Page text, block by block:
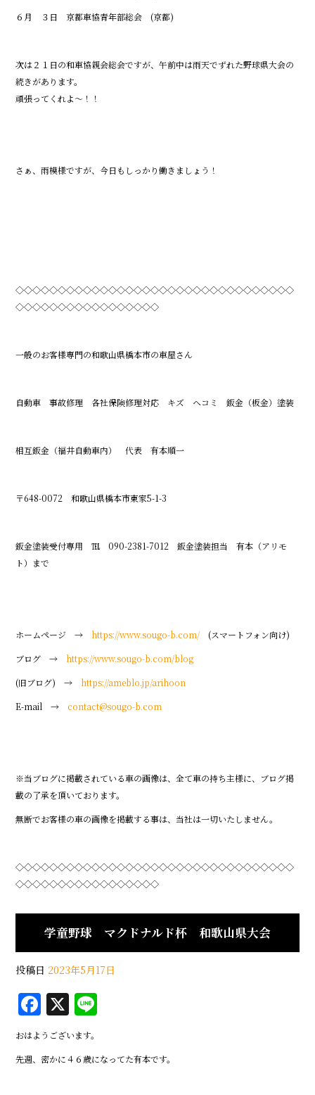
６月 ３日 京都車協青年部総会 (京都)
次は２１日の和車協親会総会ですが、午前中は雨天でずれた野球県大会の
続きがあります。
頑張ってくれよ～！！
さぁ、雨模様ですが、今日もしっかり働きましょう！
◇◇◇◇◇◇◇◇◇◇◇◇◇◇◇◇◇◇◇◇◇◇◇◇◇◇◇◇◇◇◇◇◇
◇◇◇◇◇◇◇◇◇◇◇◇◇◇◇◇◇
一般のお客様専門の和歌山県橋本市の車屋さん
自動車 事故修理 各社保険修理対応 キズ ヘコミ 鈑金（板金）塗装
相互鈑金（福井自動車内） 代表 有本順一
〒648-0072 和歌山県橋本市東家5-1-3
鈑金塗装受付専用 ℡ 090-2381-7012 鈑金塗装担当 有本（アリモ
ト）まで
ホームページ → https://www.sougo-b.com/ (スマートフォン向け)
ブログ → https://www.sougo-b.com/blog
(旧ブログ) → https://ameblo.jp/arihoon
E-mail →contact@sougo-b.com
※当ブログに掲載されている車の画像は、全て車の持ち主様に、ブログ掲
載の了承を頂いております。
無断でお客様の車の画像を掲載する事は、当社は一切いたしません。
◇◇◇◇◇◇◇◇◇◇◇◇◇◇◇◇◇◇◇◇◇◇◇◇◇◇◇◇◇◇◇◇◇
◇◇◇◇◇◇◇◇◇◇◇◇◇◇◇◇◇
学童野球 マクドナルド杯 和歌山県大会
投稿日 2023年5月17日
F
a
c
e
X
e
おはようございます。
先週、密かに４６歳になってた有本です。